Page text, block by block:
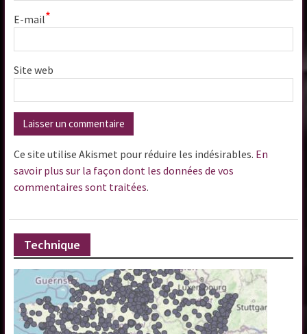
E-mail*
Site web
Ce site utilise Akismet pour réduire les indésirables. En
savoir plus sur la façon dont les données de vos
commentaires sont traitées.
Technique